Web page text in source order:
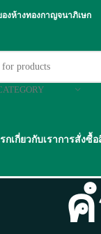
งห้างทองกาญจนาภิเษก
กเกี่ยวกับเราการสั่งซื้